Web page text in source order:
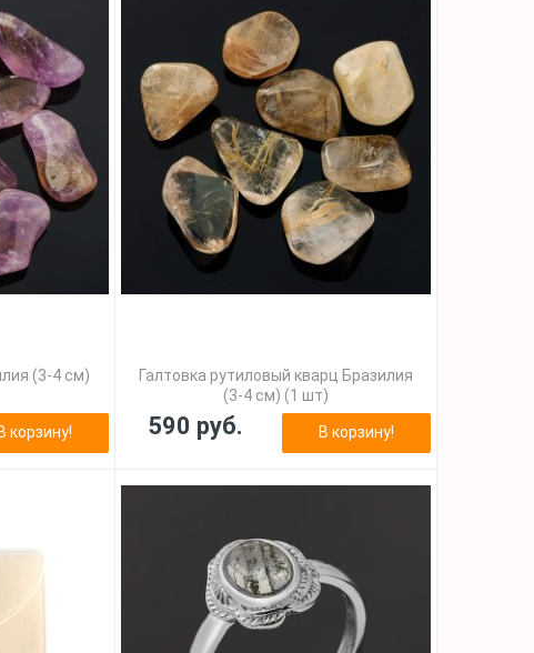
(3-4 см)
В корзину!
Галтовка рутиловый кварц Бразилия
(3-4 см) (1 шт)
590 руб. В корзину!